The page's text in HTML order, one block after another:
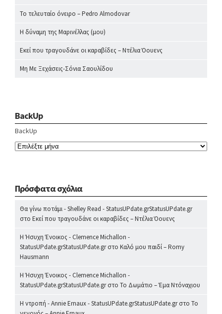
Το τελευταίο όνειρο – Pedro Almodovar
Η δύναμη της Μαρινέλλας (μου)
Εκεί που τραγουδάνε οι καραβίδες – Ντέλια Όουενς
Μη Με Ξεχάσεις-Σόνια Σαουλίδου
BackUp
BackUp
Πρόσφατα σχόλια
Θα γίνω ποτάμι - Shelley Read - StatusUPdate.grStatusUPdate.gr
στο Εκεί που τραγουδάνε οι καραβίδες – Ντέλια Όουενς
Η Ήσυχη Ένοικος - Clemence Michallon -
StatusUPdate.grStatusUPdate.grστο Καλό μου παιδί – Romy
Hausmann
Η Ήσυχη Ένοικος - Clemence Michallon -
StatusUPdate.grStatusUPdate.grστο Το Δωμάτιο – Έμα Ντόναχιου
Η ντροπή - Annie Ernaux - StatusUPdate.grStatusUPdate.grστο Το